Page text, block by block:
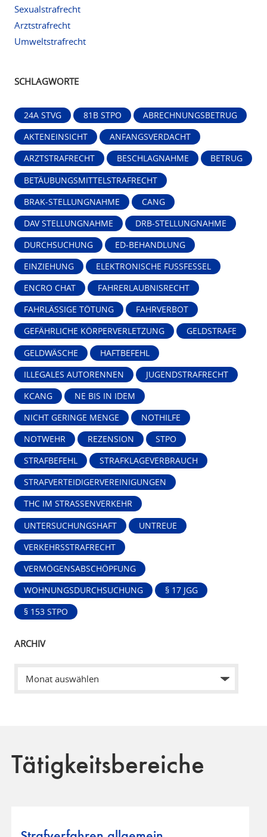
Sexualstrafrecht
Arztstrafrecht
Umweltstrafrecht
SCHLAGWORTE
24A STVG 81B STPO ABRECHNUNGSBETRUG
AKTENEINSICHT ANFANGSVERDACHT
ARZTSTRAFRECHT BESCHLAGNAHME BETRUG
BETÄUBUNGSMITTELSTRAFRECHT
BRAK-STELLUNGNAHME CANG
DAV STELLUNGNAHME DRB-STELLUNGNAHME
DURCHSUCHUNG ED-BEHANDLUNG
EINZIEHUNG ELEKTRONISCHE FUSSFESSEL
ENCRO CHAT FAHRERLAUBNISRECHT
FAHRLÄSSIGE TÖTUNG FAHRVERBOT
GEFÄHRLICHE KÖRPERVERLETZUNG GELDSTRAFE
GELDWÄSCHE HAFTBEFEHL
ILLEGALES AUTORENNEN JUGENDSTRAFRECHT
KCANG NE BIS IN IDEM
NICHT GERINGE MENGE NOTHILFE
NOTWEHR REZENSION STPO
STRAFBEFEHL STRAFKLAGEVERBRAUCH
STRAFVERTEIDIGERVEREINIGUNGEN
THC IM STRASSENVERKEHR
UNTERSUCHUNGSHAFT UNTREUE
VERKEHRSSTRAFRECHT
VERMÖGENSABSCHÖPFUNG
WOHNUNGSDURCHSUCHUNG § 17 JGG
§ 153 STPO
ARCHIV
Tätigkeitsbereiche